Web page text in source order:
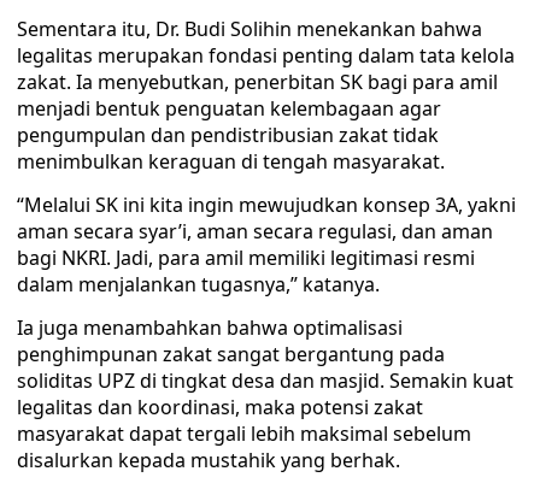
Sementara itu, Dr. Budi Solihin menekankan bahwa
legalitas merupakan fondasi penting dalam tata kelola
zakat. Ia menyebutkan, penerbitan SK bagi para amil
menjadi bentuk penguatan kelembagaan agar
pengumpulan dan pendistribusian zakat tidak
menimbulkan keraguan di tengah masyarakat.
“Melalui SK ini kita ingin mewujudkan konsep 3A, yakni
aman secara syar’i, aman secara regulasi, dan aman
bagi NKRI. Jadi, para amil memiliki legitimasi resmi
dalam menjalankan tugasnya,” katanya.
Ia juga menambahkan bahwa optimalisasi
penghimpunan zakat sangat bergantung pada
soliditas UPZ di tingkat desa dan masjid. Semakin kuat
legalitas dan koordinasi, maka potensi zakat
masyarakat dapat tergali lebih maksimal sebelum
disalurkan kepada mustahik yang berhak.